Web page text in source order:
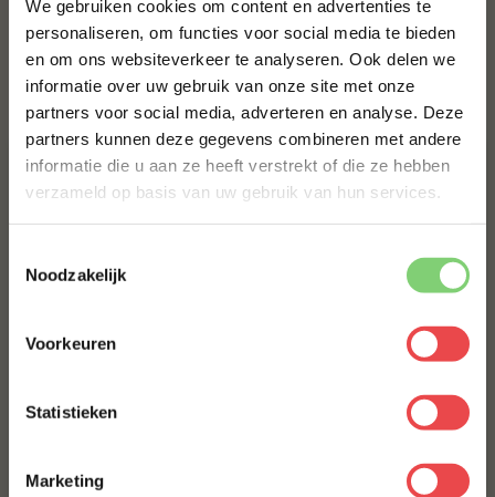
We gebruiken cookies om content en advertenties te
personaliseren, om functies voor social media te bieden
en om ons websiteverkeer te analyseren. Ook delen we
informatie over uw gebruik van onze site met onze
partners voor social media, adverteren en analyse. Deze
partners kunnen deze gegevens combineren met andere
informatie die u aan ze heeft verstrekt of die ze hebben
verzameld op basis van uw gebruik van hun services.
Noodzakelijk
Voorkeuren
Statistieken
Marketing
€ 9,95
Bestel alles
Procureur
Jalapeño cheddar worst
Home Made Texas style
€ 8,99
10% korting op je
eerste bestelling*
Schrijf je in voor onze nieuwsbrief en ontvang direct
10% korting op jouw eerste bestelling.
VOORNAAM
ACHTERNAAM